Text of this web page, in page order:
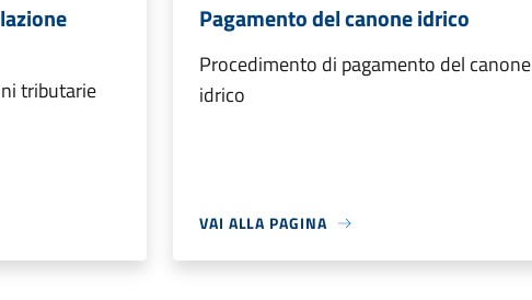
tributarie
Pagamento del canone idrico
Procedimento di pagamento del canone
idrico
VAI ALLA PAGINA